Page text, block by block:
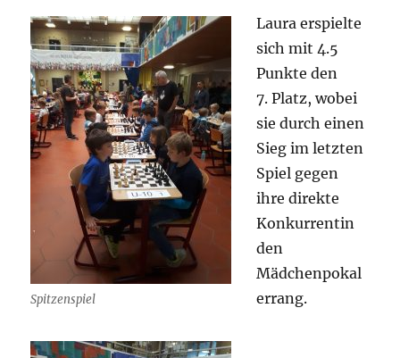
Spitzenspiel
Laura erspielte
sich mit 4.5
Punkte den
7. Platz, wobei
sie durch einen
Sieg im letzten
Spiel gegen
ihre direkte
Konkurrentin
den
Mädchenpokal
errang.